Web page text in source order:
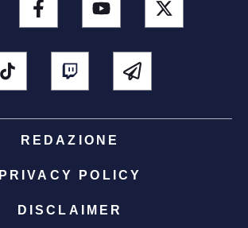
REDAZIONE
PRIVACY POLICY
DISCLAIMER